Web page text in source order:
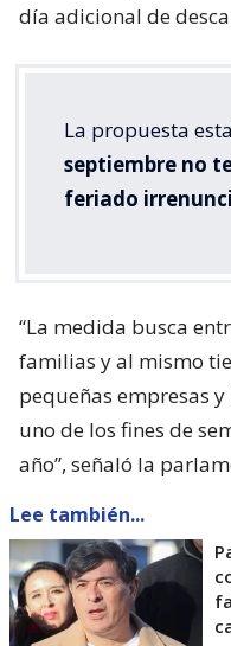
día adicional de
La propuesta
septiembre no
feriado
“La medida busca
familias y al mismo
pequeñas empresas
uno de los fines de
año”, señaló la
Lee también...